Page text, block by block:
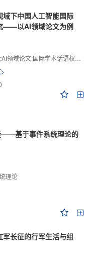
域下中国人工智能国际
——以AI领域论文为例
术话语权评价;学术影响力;学术感知力;学术传播力;学术引领力
——基于事件系统理论的
理论
军长征的行军生活与组